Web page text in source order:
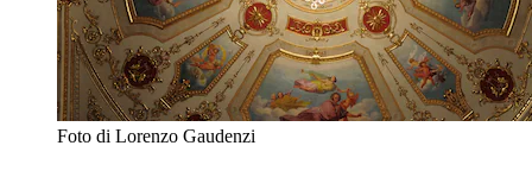
Foto di Lorenzo Gaudenzi